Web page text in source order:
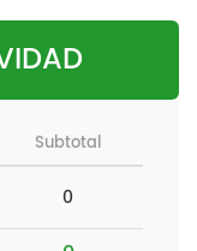
Subtotal
0